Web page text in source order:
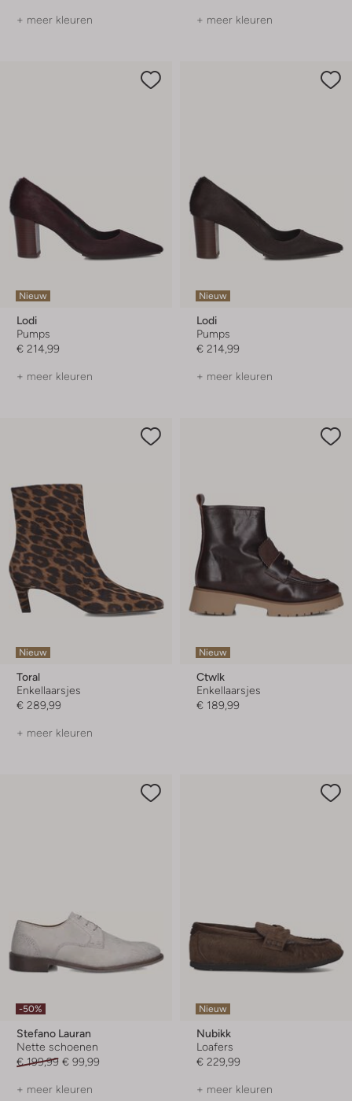
+ meer kleuren + meer kleuren
Nieuw
Lodi
Pumps
€ 214,99
+ meer kleuren
Nieuw
Lodi
Pumps
€ 214,99
+ meer kleuren
Nieuw
Toral
Enkellaarsjes
€ 289,99
+ meer kleuren
Nieuw
Ctwlk
Enkellaarsjes
€ 189,99
-50%
Stefano Lauran
Nette schoenen
€ 199,99 € 99,99
+ meer kleuren
Nieuw
Nubikk
Loafers
€ 229,99
+ meer kleuren